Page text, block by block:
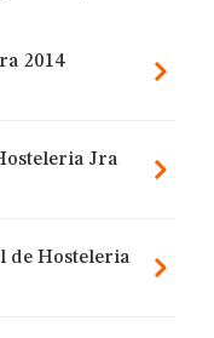
2014
Jra
de Hosteleria